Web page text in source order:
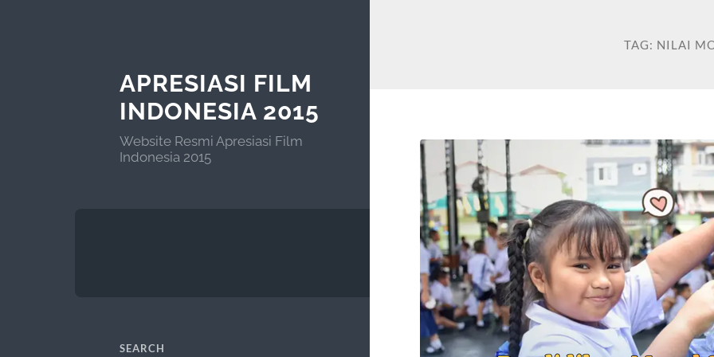
APRESIASI FILM
INDONESIA 2015
Website Resmi Apresiasi Film
Indonesia 2015
SEARCH
TAG: NILAI